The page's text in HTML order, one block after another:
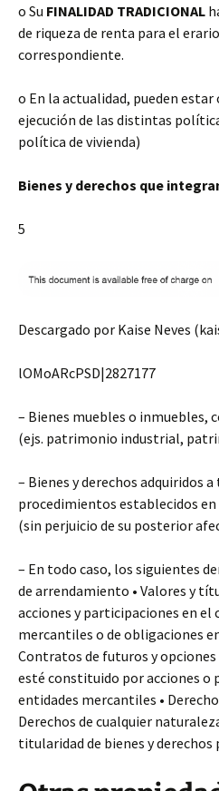
o Su FINALIDAD TRADICIONAL
de riqueza de renta para el
correspondiente.
o En la actualidad, pueden
ejecución de las distintas
política de vivienda)
Bienes y derechos que
5
Descargado por Kaise Neves
lOMoARcPSD|2827177
– Bienes muebles o inmuebles,
(ejs. patrimonio industrial,
– Bienes y derechos adquiridos a
procedimientos establecidos
(sin perjuicio de su posterior
– En todo caso, los siguientes
de arrendamiento • Valores y
acciones y participaciones en el
mercantiles o de obligaciones
Contratos de futuros y
esté constituido por acciones o
entidades mercantiles •
Derechos de cualquier
titularidad de bienes y